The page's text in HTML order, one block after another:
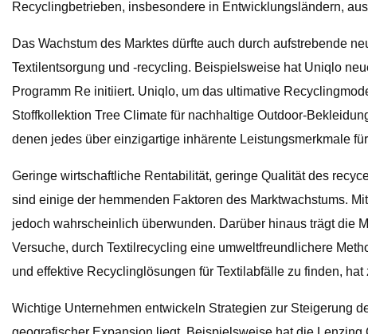
Recyclingbetrieben, insbesondere in Entwicklungsländern,
Das Wachstum des Marktes dürfte auch durch aufstrebende
Textilentsorgung und -recycling. Beispielsweise hat Uniqlo
Programm Re initiiert. Uniqlo, um das ultimative
Stoffkollektion Tree Climate für nachhaltige Outdoor-
denen jedes über einzigartige inhärente Leistungsmerkmale
Geringe wirtschaftliche Rentabilität, geringe Qualität des
sind einige der hemmenden Faktoren des Marktwachstums.
jedoch wahrscheinlich überwunden. Darüber hinaus trägt die
Versuche, durch Textilrecycling eine umweltfreundlichere
und effektive Recyclinglösungen für Textilabfälle zu finden,
Wichtige Unternehmen entwickeln Strategien zur Steigerung